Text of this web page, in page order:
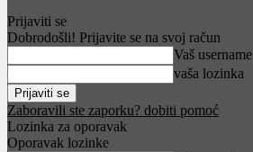
Prijaviti se
Dobrodošli! Prijavite se na svoj račun
Vaš username
vaša lozinka
Zaboravili ste zaporku? dobiti pomoć
Lozinka za oporavak
Oporavak lozinke